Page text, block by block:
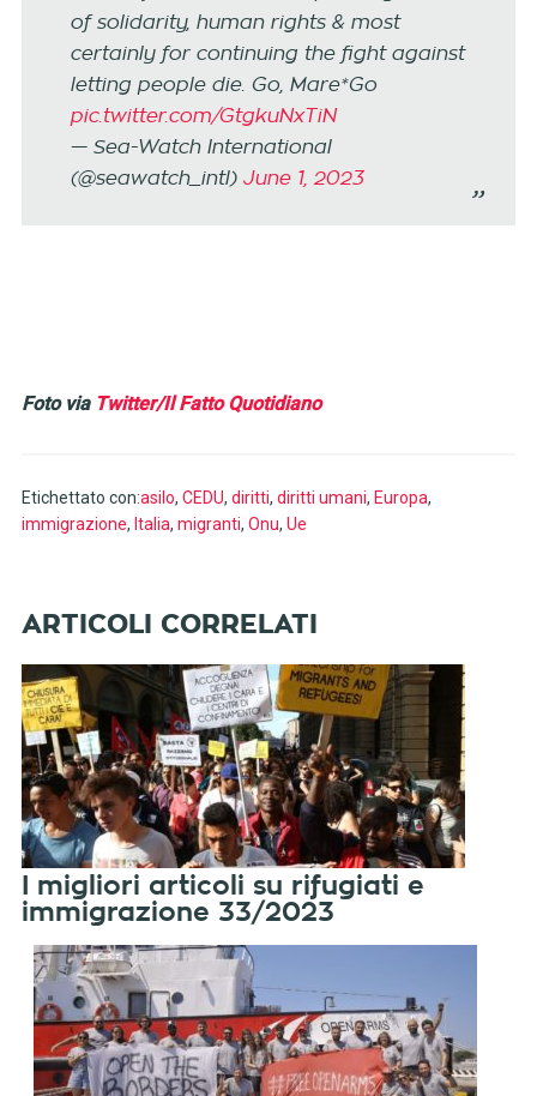
of solidarity, human rights & most
certainly for continuing the fight against
letting people die. Go, Mare*Go
pic.twitter.com/GtgkuNxTiN
— Sea-Watch International
(@seawatch_intl) June 1, 2023
Foto via Twitter/Il Fatto Quotidiano
Etichettato con:asilo, CEDU, diritti, diritti umani, Europa,
immigrazione, Italia, migranti, Onu, Ue
I migliori articoli su rifugiati e
immigrazione 33/2023